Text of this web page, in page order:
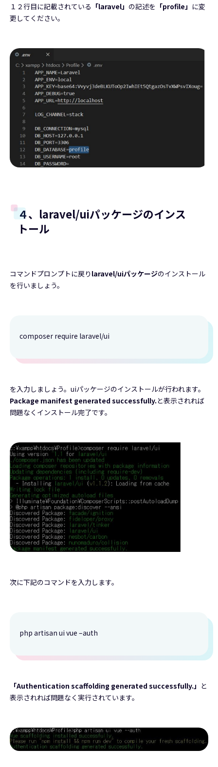
１２行目に記載されている 「laravel」 の記述を 「profile」 に変
更してください。
４、laravel/uiパッケージのインス
トール
コマンドプロンプトに戻り laravel/uiパッケージのインストール
を行いましょう。
composer require laravel/ui
を入力しましょう。uiパッケージのインストールが行われます。
Package manifest generated successfully.と表示されれば
問題なくインストール完了です。
次に下記のコマンドを入力します。
php artisan ui vue –auth
「Authentication scaffolding generated successfully.」 と
表示されれば問題なく実行されています。